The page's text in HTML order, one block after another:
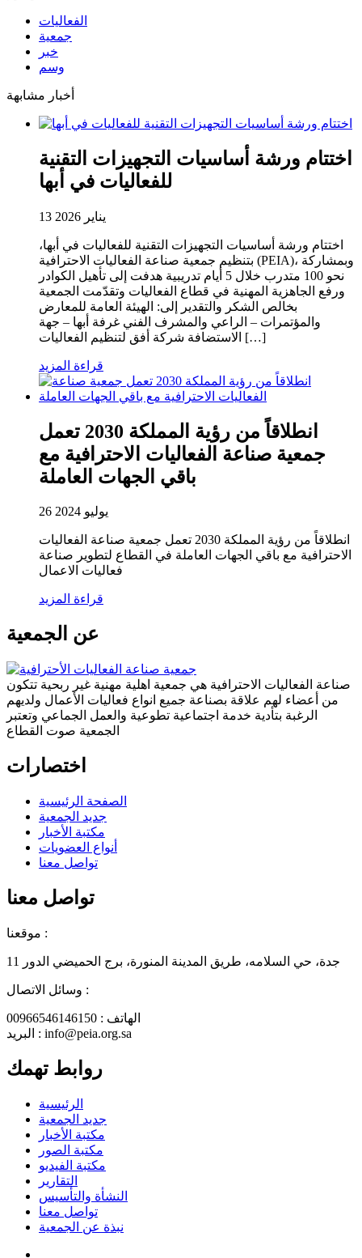
الفعاليات
جمعية
خبر
وسم
أخبار مشابهة
اختتام ورشة أساسيات التجهيزات التقنية
للفعاليات في أبها
13 يناير 2026
اختتام ورشة أساسيات التجهيزات التقنية للفعاليات في أبها،
بتنظيم جمعية صناعة الفعاليات الاحترافية (PEIA)، وبمشاركة
نحو 100 متدرب خلال 5 أيام تدريبية هدفت إلى تأهيل الكوادر
ورفع الجاهزية المهنية في قطاع الفعاليات وتقدّمت الجمعية
بخالص الشكر والتقدير إلى: الهيئة العامة للمعارض
والمؤتمرات – الراعي والمشرف الفني غرفة أبها – جهة
الاستضافة شركة أفق لتنظيم الفعاليات […]
قراءة المزيد
انطلاقاً من رؤية المملكة 2030 تعمل
جمعية صناعة الفعاليات الاحترافية مع
باقي الجهات العاملة
26 يوليو 2024
انطلاقاً من رؤية المملكة 2030 تعمل جمعية صناعة الفعاليات
الاحترافية مع باقي الجهات العاملة في القطاع لتطوير صناعة
فعاليات الاعمال
قراءة المزيد
عن الجمعية
صناعة الفعاليات الاحترافية هي جمعية اهلية مهنية غير ربحية تتكون
من أعضاء لهم علاقة بصناعة جميع انواع فعاليات الأعمال ولديهم
الرغبة بتأدية خدمة اجتماعية تطوعية والعمل الجماعي وتعتبر
الجمعية صوت القطاع
اختصارات
الصفحة الرئيسية
جديد الجمعية
مكتبة الأخبار
أنواع العضويات
تواصل معنا
تواصل معنا
موقعنا :
جدة، حي السلامه، طريق المدينة المنورة، برج الحميضي الدور 11
وسائل الاتصال :
الهاتف : 00966546146150
البريد : info@peia.org.sa
روابط تهمك
الرئيسية
جديد الجمعية
مكتبة الأخبار
مكتبة الصور
مكتبة الفيديو
التقارير
النشأة والتأسيس
تواصل معنا
نبذة عن الجمعية